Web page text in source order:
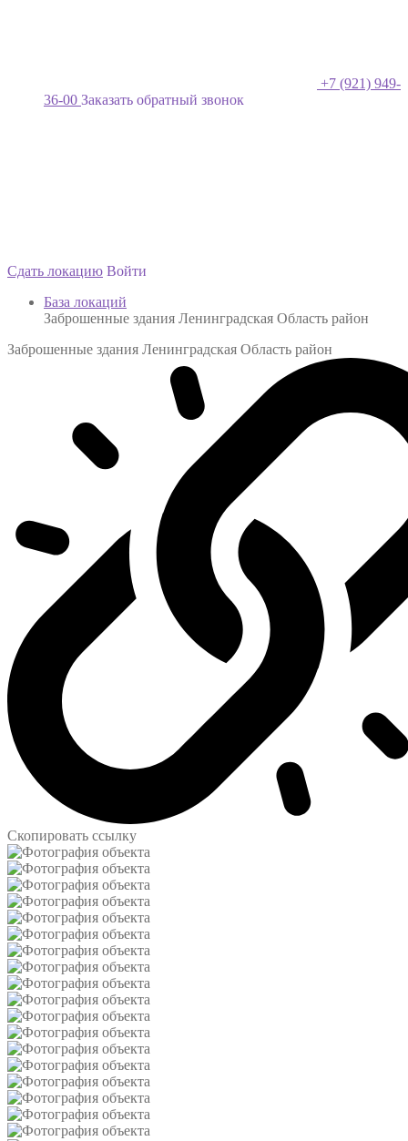
+7 (921) 949-
36-00 Заказать обратный звонок
Сдать локацию Войти
База локаций
Заброшенные здания Ленинградская Область район
Заброшенные здания Ленинградская Область район
Скопировать ссылку